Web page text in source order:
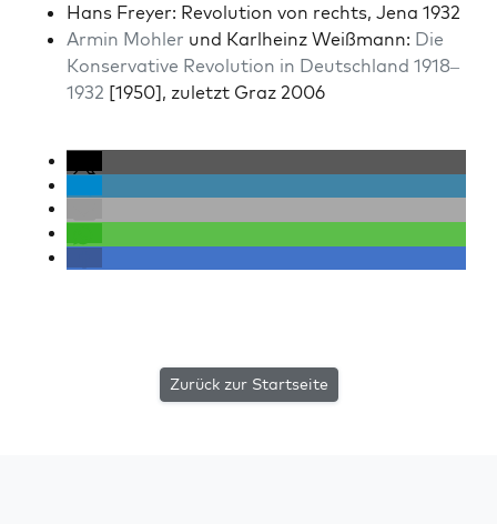
Hans Frey­er: Rev­o­lu­tion von rechts, Jena 1932
Armin Mohler und Karl­heinz Weiß­mann: Die
Kon­ser­v­a­tive Rev­o­lu­tion in Deutsch­land 1918–
1932 [1950], zulet­zt Graz 2006
Zurück zur Startseite